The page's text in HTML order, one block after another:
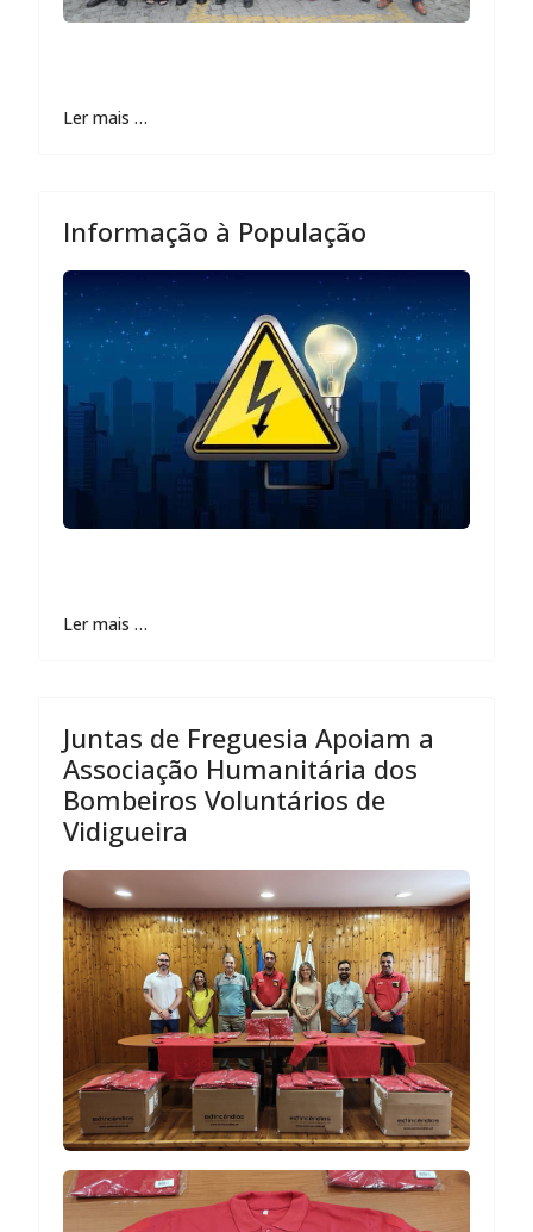
Ler mais …
Informação à População
Ler mais …
Juntas de Freguesia Apoiam a
Associação Humanitária dos
Bombeiros Voluntários de
Vidigueira